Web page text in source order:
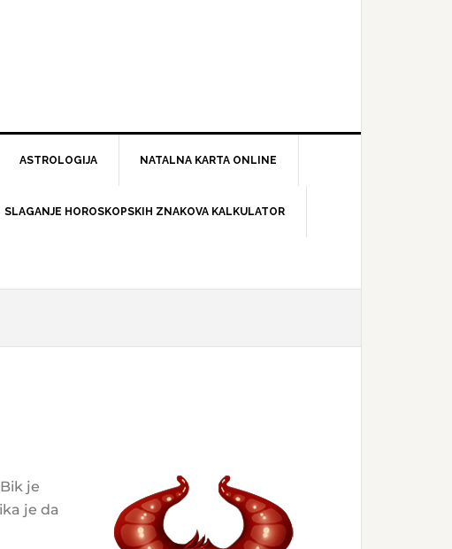
ASTROLOGIJA NATALNA KARTA ONLINE
SLAGANJE HOROSKOPSKIH ZNAKOVA KALKULATOR
je
je da